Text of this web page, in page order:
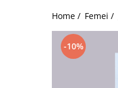
Home / Femei /
-10%